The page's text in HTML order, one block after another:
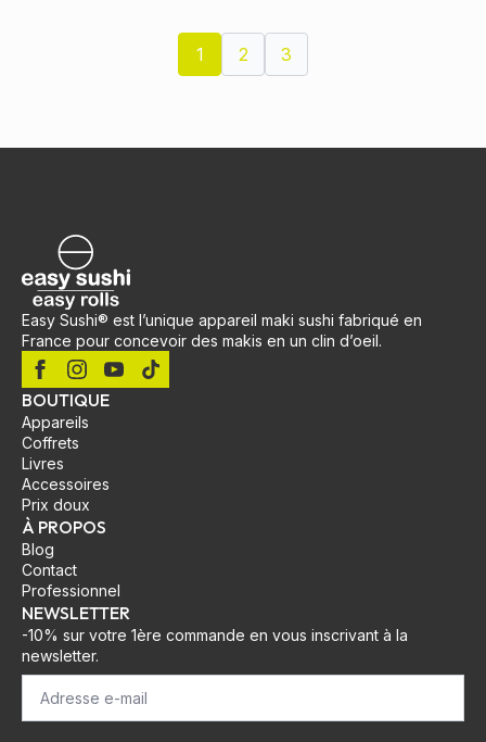
1 2 3
Easy Sushi® est l’unique appareil maki sushi fabriqué en
France pour concevoir des makis en un clin d’oeil.
BOUTIQUE
Appareils
Coffrets
Livres
Accessoires
Prix doux
À PROPOS
Blog
Contact
Professionnel
NEWSLETTER
-10% sur votre 1ère commande en vous inscrivant à la
newsletter.